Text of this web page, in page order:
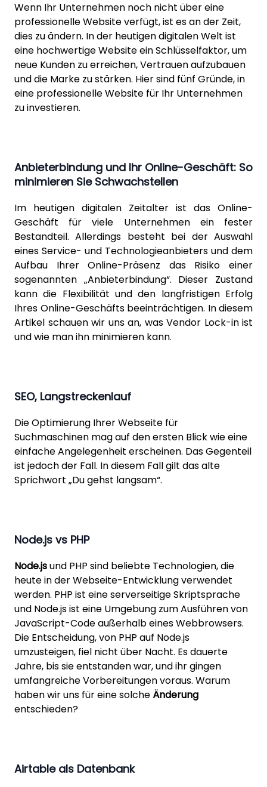
Wenn Ihr Unternehmen noch nicht über eine
professionelle Website verfügt, ist es an der Zeit,
dies zu ändern. In der heutigen digitalen Welt ist
eine hochwertige Website ein Schlüsselfaktor, um
neue Kunden zu erreichen, Vertrauen aufzubauen
und die Marke zu stärken. Hier sind fünf Gründe, in
eine professionelle Website für Ihr Unternehmen
zu investieren.
Anbieterbindung und Ihr Online-Geschäft: So
minimieren Sie Schwachstellen
Im heutigen digitalen Zeitalter ist das Online-
Geschäft für viele Unternehmen ein fester
Bestandteil. Allerdings besteht bei der Auswahl
eines Service- und Technologieanbieters und dem
Aufbau Ihrer Online-Präsenz das Risiko einer
sogenannten „Anbieterbindung“. Dieser Zustand
kann die Flexibilität und den langfristigen Erfolg
Ihres Online-Geschäfts beeinträchtigen. In diesem
Artikel schauen wir uns an, was Vendor Lock-in ist
und wie man ihn minimieren kann.
SEO, Langstreckenlauf
Die Optimierung Ihrer Webseite für
Suchmaschinen mag auf den ersten Blick wie eine
einfache Angelegenheit erscheinen. Das Gegenteil
ist jedoch der Fall. In diesem Fall gilt das alte
Sprichwort „Du gehst langsam“.
Node.js vs PHP
Node.jsund PHP sind beliebte Technologien, die
heute in der Webseite-Entwicklung verwendet
werden. PHP ist eine serverseitige Skriptsprache
und Node.js ist eine Umgebung zum Ausführen von
JavaScript-Code außerhalb eines Webbrowsers.
Die Entscheidung, von PHP auf Node.js
umzusteigen, fiel nicht über Nacht. Es dauerte
Jahre, bis sie entstanden war, und ihr gingen
umfangreiche Vorbereitungen voraus. Warum
haben wir uns für eine solche Änderung
entschieden?
Airtable als Datenbank